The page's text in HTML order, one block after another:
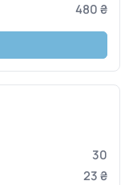
480 ₴
30
23 ₴